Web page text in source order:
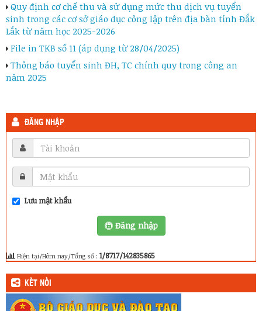
Quy định cơ chế thu và sử dụng mức thu dịch vụ tuyển
sinh trong các cơ sở giáo dục công lập trên địa bàn tỉnh Đắk
Lắk từ năm học 2025-2026
File in TKB số 11 (áp dụng từ 28/04/2025)
Thông báo tuyển sinh ĐH, TC chính quy trong công an
năm 2025
ĐĂNG NHẬP
Lưu mật khẩu
Đăng nhập
Hiện tại/Hôm nay/Tổng số : 1/8717/142835865
KẾT NỐI